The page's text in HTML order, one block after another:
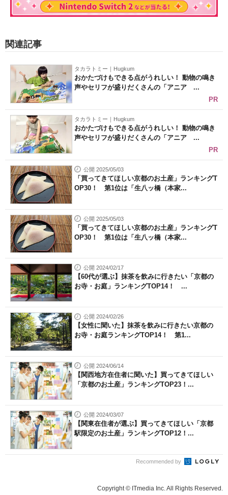
関連記事
タカラトミー｜Hugkum
おかたづけもできる点がうれしい！ 動物の鳴き
声やセリフが盛りだくさんの「アニア ...
PR
タカラトミー｜Hugkum
おかたづけもできる点がうれしい！ 動物の鳴き
声やセリフが盛りだくさんの「アニア ...
PR
公開 2025/05/03
「買ってきてほしい京都のお土産」ランキングT
OP30！ 第1位は「生八ッ橋（本家...
公開 2025/05/03
「買ってきてほしい京都のお土産」ランキングT
OP30！ 第1位は「生八ッ橋（本家...
公開 2024/02/17
【60代が選ぶ】抹茶を飲みに行きたい「京都の
お寺・お庭」ランキングTOP14！ ...
公開 2024/02/26
【女性に聞いた】抹茶を飲みに行きたい京都の
お寺・お庭ランキングTOP14！ 第1...
公開 2024/06/14
【関西地方在住者に聞いた】買ってきてほしい
「京都のお土産」ランキングTOP23！...
公開 2024/03/07
【関東在住者が選ぶ】買ってきてほしい「京都
駅限定のお土産」ランキングTOP12！...
Recommended by
Copyright © ITmedia Inc. All Rights Reserved.